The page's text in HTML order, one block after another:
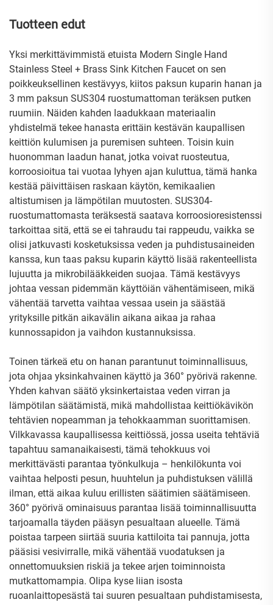
Tuotteen edut
Yksi merkittävimmistä etuista Modern Single Hand
Stainless Steel + Brass Sink Kitchen Faucet on sen
poikkeuksellinen kestävyys, kiitos paksun kuparin hanan ja
3 mm paksun SUS304 ruostumattoman teräksen putken
ruumiin. Näiden kahden laadukkaan materiaalin
yhdistelmä tekee hanasta erittäin kestävän kaupallisen
keittiön kulumisen ja puremisen suhteen. Toisin kuin
huonomman laadun hanat, jotka voivat ruosteutua,
korroosioitua tai vuotaa lyhyen ajan kuluttua, tämä hanka
kestää päivittäisen raskaan käytön, kemikaalien
altistumisen ja lämpötilan muutosten. SUS304-
ruostumattomasta teräksestä saatava korroosioresistenssi
tarkoittaa sitä, että se ei tahraudu tai rappeudu, vaikka se
olisi jatkuvasti kosketuksissa veden ja puhdistusaineiden
kanssa, kun taas paksu kuparin käyttö lisää rakenteellista
lujuutta ja mikrobilääkkeiden suojaa. Tämä kestävyys
johtaa vessan pidemmän käyttöiän vähentämiseen, mikä
vähentää tarvetta vaihtaa vessaa usein ja säästää
yrityksille pitkän aikavälin aikana aikaa ja rahaa
kunnossapidon ja vaihdon kustannuksissa.
Toinen tärkeä etu on hanan parantunut toiminnallisuus,
jota ohjaa yksinkahvainen käyttö ja 360° pyörivä rakenne.
Yhden kahvan säätö yksinkertaistaa veden virran ja
lämpötilan säätämistä, mikä mahdollistaa keittiökävikön
tehtävien nopeamman ja tehokkaamman suorittamisen.
Vilkkavassa kaupallisessa keittiössä, jossa useita tehtäviä
tapahtuu samanaikaisesti, tämä tehokkuus voi
merkittävästi parantaa työnkulkuja – henkilökunta voi
vaihtaa helposti pesun, huuhtelun ja puhdistuksen välillä
ilman, että aikaa kuluu erillisten säätimien säätämiseen.
360° pyörivä ominaisuus parantaa lisää toiminnallisuutta
tarjoamalla täyden pääsyn pesualtaan alueelle. Tämä
poistaa tarpeen siirtää suuria kattiloita tai pannuja, jotta
pääsisi vesivirralle, mikä vähentää vuodatuksen ja
onnettomuuksien riskiä ja tekee arjen toiminnoista
mutkattomampia. Olipa kyse liian isosta
ruoanlaittopesästä tai suuren pesualtaan puhdistamisesta,